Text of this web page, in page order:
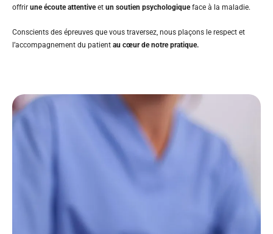
offrir une écoute attentiveet un soutien psychologiqueface à la maladie.
Conscients des épreuves que vous traversez, nous plaçons le respect et
l’accompagnement du patient au cœur de notre pratique.